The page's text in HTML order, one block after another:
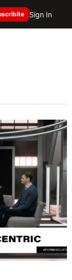
Sign In